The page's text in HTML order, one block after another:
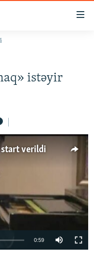
istəyir
start verildi
available
0:59